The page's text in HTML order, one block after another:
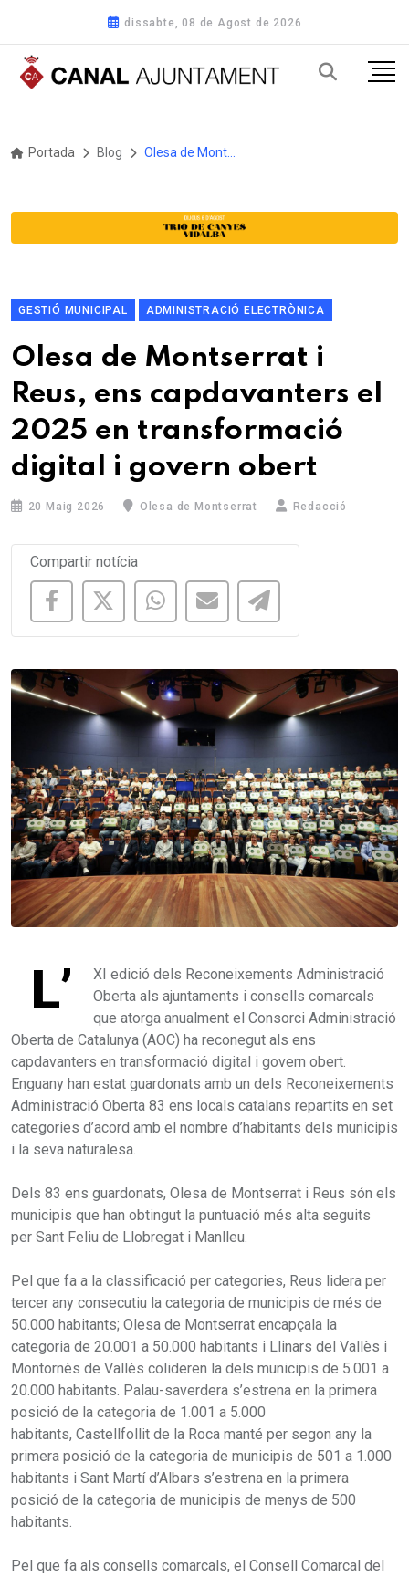
dissabte, 08 de Agost de 2026
Portada Blog
GESTIÓ MUNICIPAL ADMINISTRACIÓ ELECTRÒNICA
Olesa de Montserrat i
Reus, ens capdavanters el
2025 en transformació
digital i govern obert
20 Maig 2026 Olesa de Montserrat Redacció
Compartir notícia
L’
XI edició dels Reconeixements Administració
Oberta als ajuntaments i consells comarcals
que atorga anualment el Consorci Administració
Oberta de Catalunya (AOC) ha reconegut als ens
capdavanters en transformació digital i govern obert.
Enguany han estat guardonats amb un dels Reconeixements
Administració Oberta 83 ens locals catalans repartits en set
categories d’acord amb el nombre d’habitants dels municipis
i la seva naturalesa.
Dels 83 ens guardonats, Olesa de Montserrat i Reus són els
municipis que han obtingut la puntuació més alta seguits
per Sant Feliu de Llobregat i Manlleu.
Pel que fa a la classificació per categories, Reus lidera per
tercer any consecutiu la categoria de municipis de més de
50.000 habitants; Olesa de Montserrat encapçala la
categoria de 20.001 a 50.000 habitants i Llinars del Vallès i
Montornès de Vallès colideren la dels municipis de 5.001 a
20.000 habitants. Palau-saverdera s’estrena en la primera
posició de la categoria de 1.001 a 5.000
habitants, Castellfollit de la Roca manté per segon any la
primera posició de la categoria de municipis de 501 a 1.000
habitants i Sant Martí d’Albars s’estrena en la primera
posició de la categoria de municipis de menys de 500
habitants.
Pel que fa als consells comarcals, el Consell Comarcal del